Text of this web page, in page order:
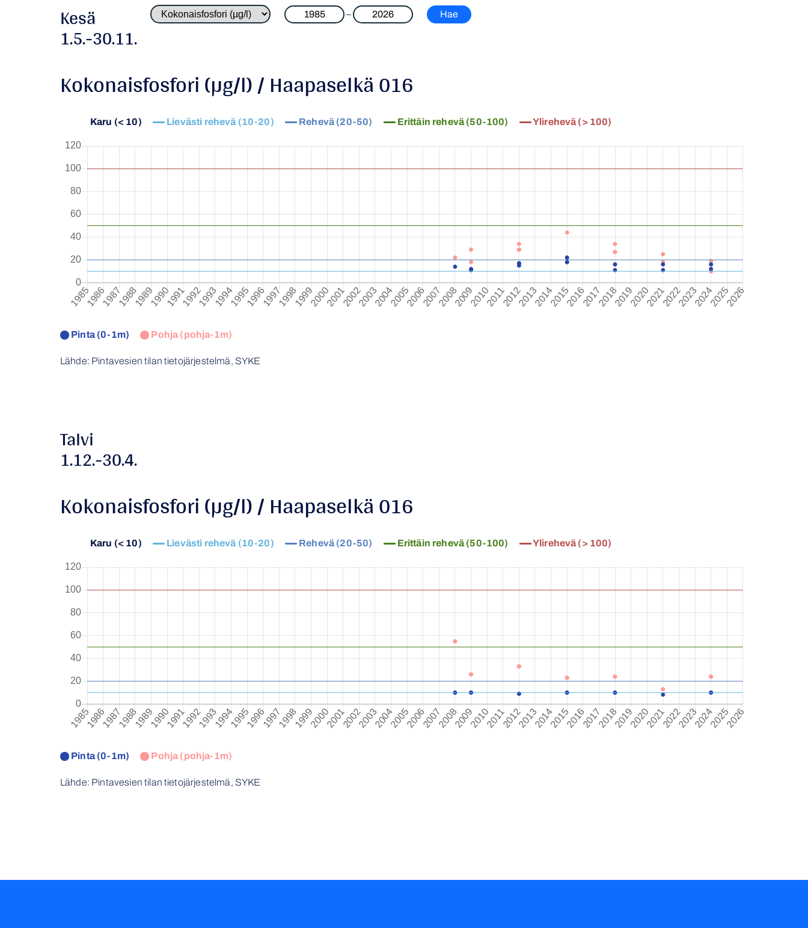
Kesä
1.5.-30.11.
–
Kokonaisfosfori (µg/l) / Haapaselkä 016
Karu (< 10) Lievästi rehevä (10-20) Rehevä (20-50) Erittäin rehevä (50-100) Ylirehevä (> 100)
Pinta (0-1m) Pohja (pohja-1m)
Lähde: Pintavesien tilan tietojärjestelmä, SYKE
Talvi
1.12.-30.4.
Kokonaisfosfori (µg/l) / Haapaselkä 016
Karu (< 10) Lievästi rehevä (10-20) Rehevä (20-50) Erittäin rehevä (50-100) Ylirehevä (> 100)
Pinta (0-1m) Pohja (pohja-1m)
Lähde: Pintavesien tilan tietojärjestelmä, SYKE